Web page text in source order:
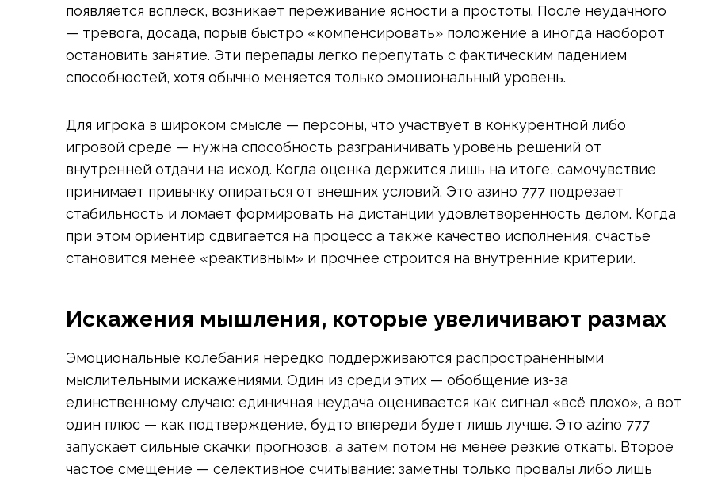
появляется всплеск, возникает переживание ясности а простоты. После неудачного
— тревога, досада, порыв быстро «компенсировать» положение а иногда наоборот
остановить занятие. Эти перепады легко перепутать с фактическим падением
способностей, хотя обычно меняется только эмоциональный уровень.
Для игрока в широком смысле — персоны, что участвует в конкурентной либо
игровой среде — нужна способность разграничивать уровень решений от
внутренней отдачи на исход. Когда оценка держится лишь на итоге, самочувствие
принимает привычку опираться от внешних условий. Это азино 777 подрезает
стабильность и ломает формировать на дистанции удовлетворенность делом. Когда
при этом ориентир сдвигается на процесс а также качество исполнения, счастье
становится менее «реактивным» и прочнее строится на внутренние критерии.
Искажения мышления, которые увеличивают размах
Эмоциональные колебания нередко поддерживаются распространенными
мыслительными искажениями. Один из среди этих — обобщение из-за
единственному случаю: единичная неудача оценивается как сигнал «всё плохо», а вот
один плюс — как подтверждение, будто впереди будет лишь лучше. Это azino 777
запускает сильные скачки прогнозов, а затем потом не менее резкие откаты. Второе
частое смещение — селективное считывание: заметны только провалы либо лишь